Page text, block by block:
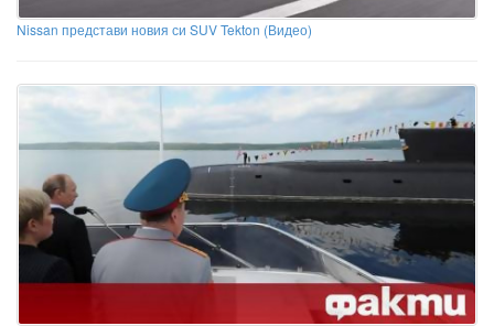
Nissan представи новия си SUV Tekton (Видео)